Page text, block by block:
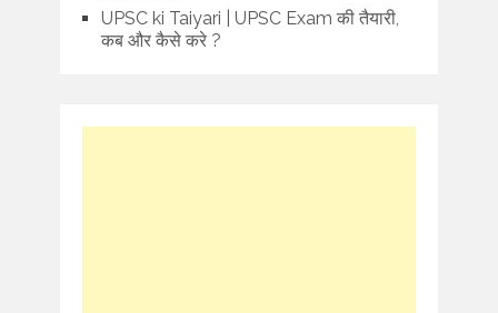
UPSC ki Taiyari | UPSC Exam की तैयारी,
कब और कैसे करे ?